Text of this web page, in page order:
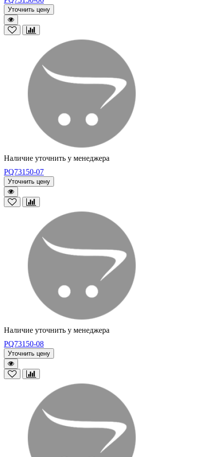
Уточнить цену
Наличие уточнить у менеджера
PQ73150-07
Уточнить цену
Наличие уточнить у менеджера
PQ73150-08
Уточнить цену